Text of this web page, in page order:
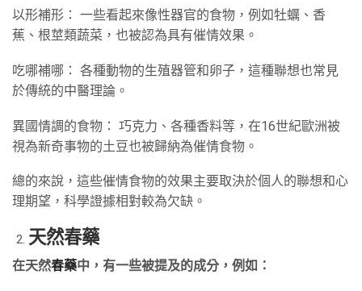
以形補形： 一些看起來像性器官的食物，例如牡蠣、香
蕉、根莖類蔬菜，也被認為具有催情效果。
吃哪補哪： 各種動物的生殖器管和卵子，這種聯想也常見
於傳統的中醫理論。
異國情調的食物： 巧克力、各種香料等，在16世紀歐洲被
視為新奇事物的土豆也被歸納為催情食物。
總的來說，這些催情食物的效果主要取決於個人的聯想和心
理期望，科學證據相對較為欠缺。
天然春藥
在天然春藥中，有一些被提及的成分，例如：